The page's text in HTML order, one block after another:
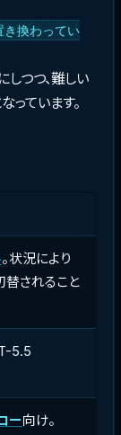
き換わってい
つつ、難しい
ています。
。状況により
されること
5.5
ー向け。